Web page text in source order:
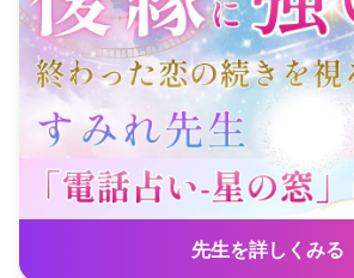
先生を詳しくみる